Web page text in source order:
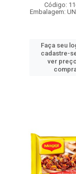
Código:
Embalagem:
Faça seu
cadastre-
ver